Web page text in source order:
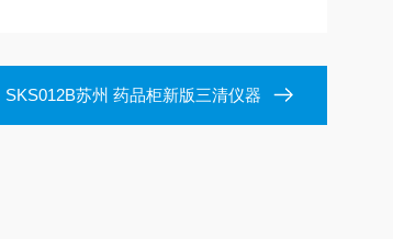
SKS012B苏州 药品柜新版三清仪器